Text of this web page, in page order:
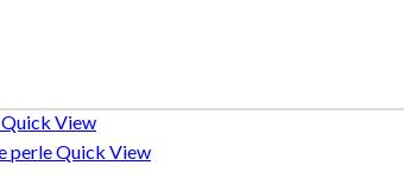
Quick View
Quick View